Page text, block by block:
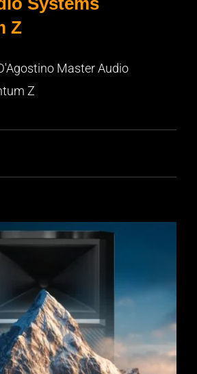
Momentum Z
Z
Master Audio
Z